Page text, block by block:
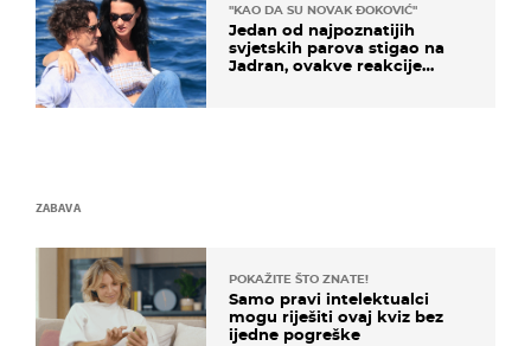
"KAO DA SU NOVAK ĐOKOVIĆ"
Jedan od najpoznatijih
svjetskih parova stigao na
Jadran, ovakve reakcije
ZABAVA
POKAŽITE ŠTO ZNATE!
Samo pravi intelektualci
mogu riješiti ovaj kviz bez
ijedne pogreške